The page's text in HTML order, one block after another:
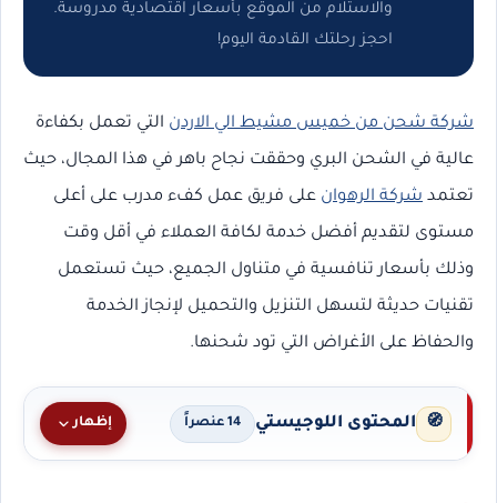
والاستلام من الموقع بأسعار اقتصادية مدروسة.
احجز رحلتك القادمة اليوم!
شركة شحن من خميس مشيط الي الاردن التي تعمل بكفاءة
عالية في الشحن البري وحققت نجاح باهر في هذا المجال، حيث
تعتمد شركة الرهوان على فريق عمل كفء مدرب على أعلى
مستوى لتقديم أفضل خدمة لكافة العملاء في أقل وقت
وذلك بأسعار تنافسية في متناول الجميع، حيث تستعمل
تقنيات حديثة لتسهل التنزيل والتحميل لإنجاز الخدمة
والحفاظ على الأغراض التي تود شحنها.
🧭 المحتوى اللوجيستي 14 عنصراً إظهار